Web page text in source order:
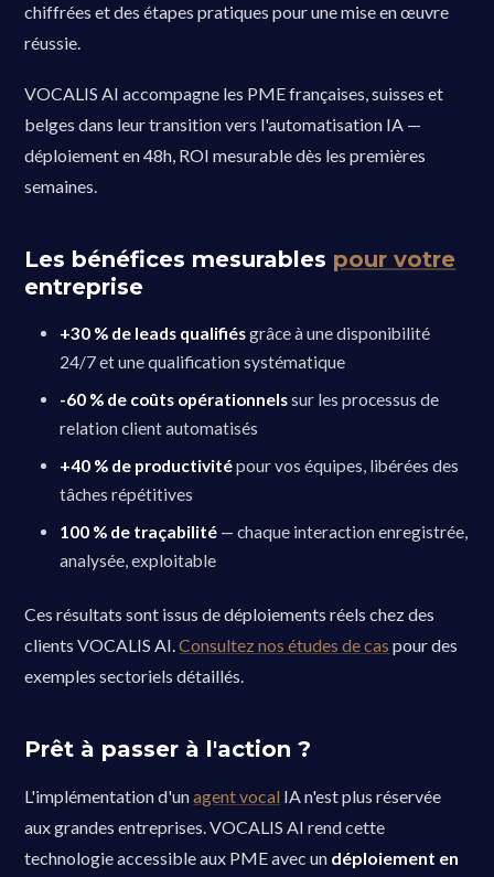
chiffrées et des étapes pratiques pour une mise en œuvre
réussie.
VOCALIS AI accompagne les PME françaises, suisses et
belges dans leur transition vers l'automatisation IA —
déploiement en 48h, ROI mesurable dès les premières
semaines.
Les bénéfices mesurables pour votre
entreprise
+30 % de leads qualifiésgrâce à une disponibilité
24/7 et une qualification systématique
-60 % de coûts opérationnelssur les processus de
relation client automatisés
+40 % de productivitépour vos équipes, libérées des
tâches répétitives
100 % de traçabilité — chaque interaction enregistrée,
analysée, exploitable
Ces résultats sont issus de déploiements réels chez des
clients VOCALIS AI.Consultez nos études de cas pour des
exemples sectoriels détaillés.
Prêt à passer à l'action ?
L'implémentation d'unagent vocal IA n'est plus réservée
aux grandes entreprises. VOCALIS AI rend cette
technologie accessible aux PME avec un déploiement en